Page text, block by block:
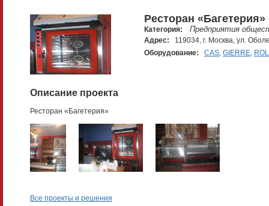
Ресторан «Багетерия»
Категория: Предприятия
Адрес:
119034, г. Москва, ул.
Оборудование:
CAS, GIERRE,
Описание проекта
Ресторан «Багетерия»
Все проекты и решения